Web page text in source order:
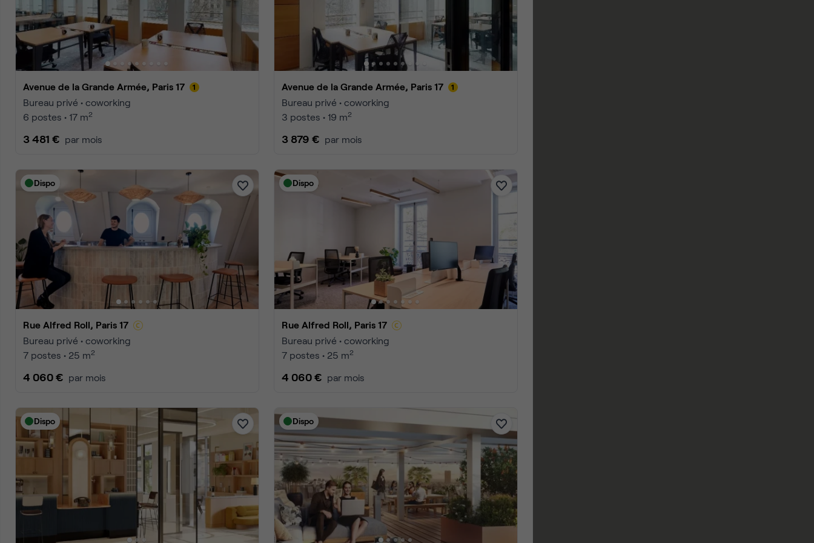
Rue de la Terrasse, Paris 17
Bureau privé • coworking
2 postes • 12 m2
1 560 € par mois
Rue de la Terrasse, Paris 17
Bureau privé • coworking
2 postes • 13 m2
1 560 € par mois
Dispo
Rue de Saussure, Paris 17
Bureau privé • coworking
3 postes • 10 m2
1 659 € par mois
Dispo
Rue de Saussure, Paris 17
Bureau privé • coworking
3 postes • 10 m2
1 659 € par mois
Dispo Dispo